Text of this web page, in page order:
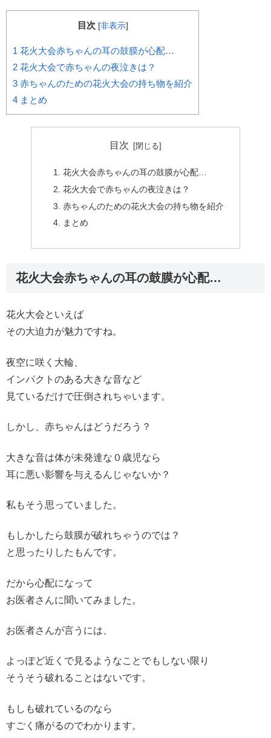
目次 [非表示]
1 花火大会赤ちゃんの耳の鼓膜が心配…
2 花火大会で赤ちゃんの夜泣きは？
3 赤ちゃんのための花火大会の持ち物を紹介
4 まとめ
目次
花火大会赤ちゃんの耳の鼓膜が心配…
花火大会で赤ちゃんの夜泣きは？
赤ちゃんのための花火大会の持ち物を紹介
まとめ
花火大会赤ちゃんの耳の鼓膜が心配…
花火大会といえば
その大迫力が魅力ですね。
夜空に咲く大輪、
インパクトのある大きな音など
見ているだけで圧倒されちゃいます。
しかし、赤ちゃんはどうだろう？
大きな音は体が未発達な０歳児なら
耳に悪い影響を与えるんじゃないか？
私もそう思っていました。
もしかしたら鼓膜が破れちゃうのでは？
と思ったりしたもんです。
だから心配になって
お医者さんに聞いてみました。
お医者さんが言うには、
よっぽど近くで見るようなことでもしない限り
そうそう破れることはないです。
もしも破れているのなら
すごく痛がるのでわかります。